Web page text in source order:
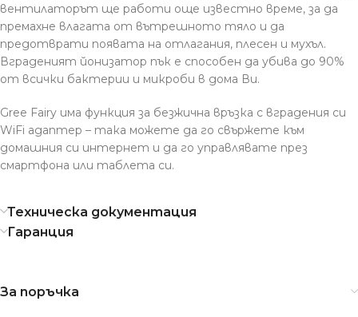
вентилаторът ще работи още известно време, за да
премахне влагата от вътрешното тяло и да
предотврати появата на отлагания, плесен и мухъл.
Вграденият йонизатор пък е способен да убива до 90%
от всички бактерии и микроби в дома Ви.
Gree Fairy има функция за безжична връзка с вградения си
WiFi адаптер – така можете да го свържете към
домашния си интернет и да го управлявате през
смартфона или таблета си.
Техническа документация
Гаранция
За поръчка